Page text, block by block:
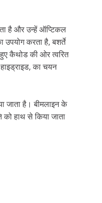
है और उन्हें ऑप्टिकल
करता है, बशर्ते
कैथोड की ओर त्वरित
का चयन
जाता है। बीमलाइन के
हाथ से किया जाता